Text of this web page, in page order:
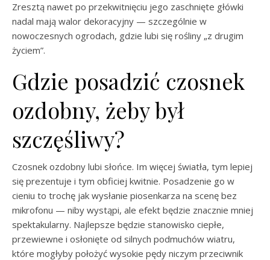
Zresztą nawet po przekwitnięciu jego zaschnięte główki
nadal mają walor dekoracyjny — szczególnie w
nowoczesnych ogrodach, gdzie lubi się rośliny „z drugim
życiem”.
Gdzie posadzić czosnek
ozdobny, żeby był
szczęśliwy?
Czosnek ozdobny lubi słońce. Im więcej światła, tym lepiej
się prezentuje i tym obficiej kwitnie. Posadzenie go w
cieniu to trochę jak wysłanie piosenkarza na scenę bez
mikrofonu — niby wystąpi, ale efekt będzie znacznie mniej
spektakularny. Najlepsze będzie stanowisko ciepłe,
przewiewne i osłonięte od silnych podmuchów wiatru,
które mogłyby położyć wysokie pędy niczym przeciwnik